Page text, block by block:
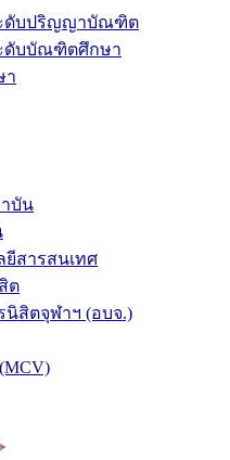
ะดับปริญญาบัณฑิต
ดับบัณฑิตศึกษา
า
บัน
ยีสารสนเทศ
ต
นิสิตจุฬาฯ (อบจ.)